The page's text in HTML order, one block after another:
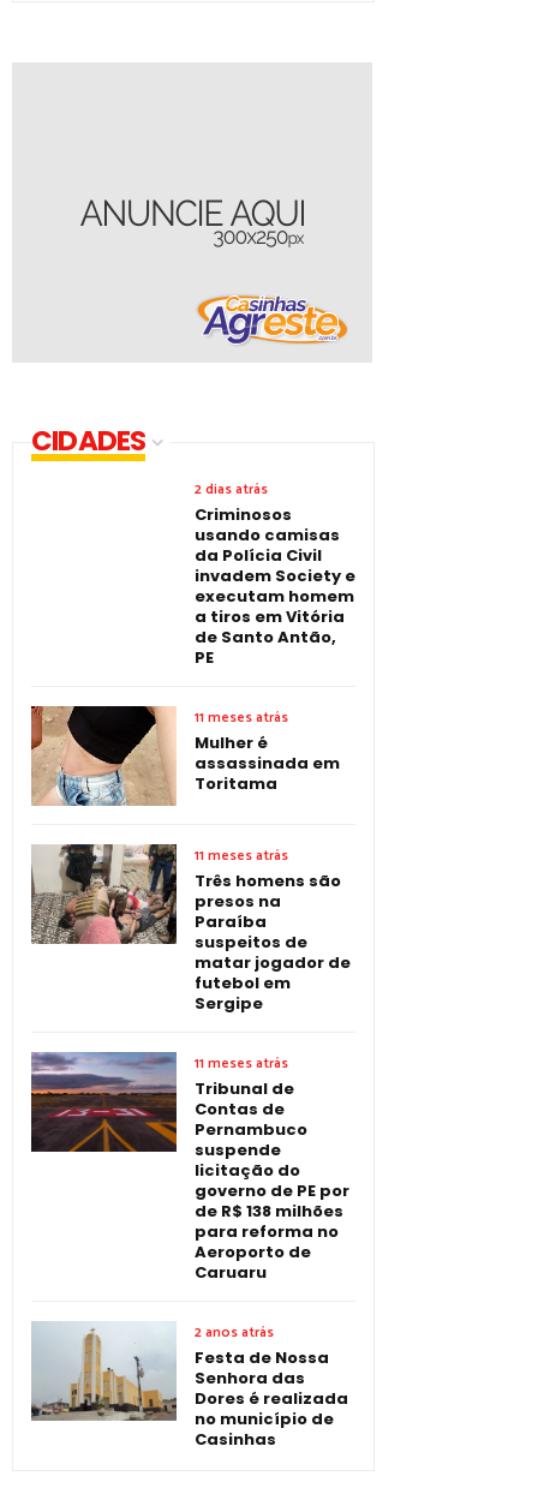
CIDADES
2 dias atrás
Criminosos
usando camisas
da Polícia Civil
invadem Society e
executam homem
a tiros em Vitória
de Santo Antão,
PE
11 meses atrás
Mulher é
assassinada em
Toritama
11 meses atrás
Três homens são
presos na
Paraíba
suspeitos de
matar jogador de
futebol em
Sergipe
11 meses atrás
Tribunal de
Contas de
Pernambuco
suspende
licitação do
governo de PE por
de R$ 138 milhões
para reforma no
Aeroporto de
Caruaru
2 anos atrás
Festa de Nossa
Senhora das
Dores é realizada
no município de
Casinhas